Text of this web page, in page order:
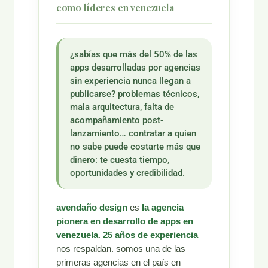
como líderes en venezuela
¿sabías que más del 50% de las
apps desarrolladas por agencias
sin experiencia nunca llegan a
publicarse? problemas técnicos,
mala arquitectura, falta de
acompañamiento post-
lanzamiento… contratar a quien
no sabe puede costarte más que
dinero: te cuesta tiempo,
oportunidades y credibilidad.
avendaño designes la agencia
pionera en desarrollo de apps en
venezuela. 25 años de experiencia
nos respaldan. somos una de las
primeras agencias en el país en